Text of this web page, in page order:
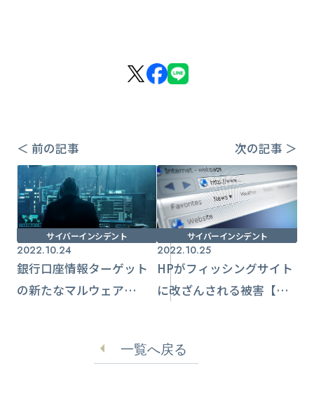
＜ 前の記事 次の記事 ＞
サイバーインシデント
2022.10.24
銀行口座情報ターゲット
の新たなマルウェア
サイバーインシデント
2022.10.25
HPがフィッシングサイト
に改ざんされる被害【ネ
一覧へ戻る